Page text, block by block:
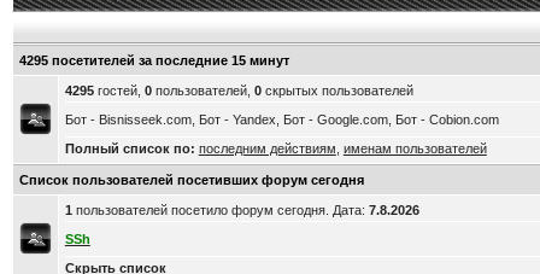
4295 посетителей за последние 15 минут
4295гостей, 0пользователей, 0скрытых пользователей
Бот - Bisnisseek.com, Бот - Yandex, Бот - Google.com, Бот - Cobion.com
Полный список по: последним действиям именам пользователей
Список пользователей посетивших форум сегодня
1 пользователей посетило форум сегодня. Дата: 7.8.2026
SSh
Скрыть список